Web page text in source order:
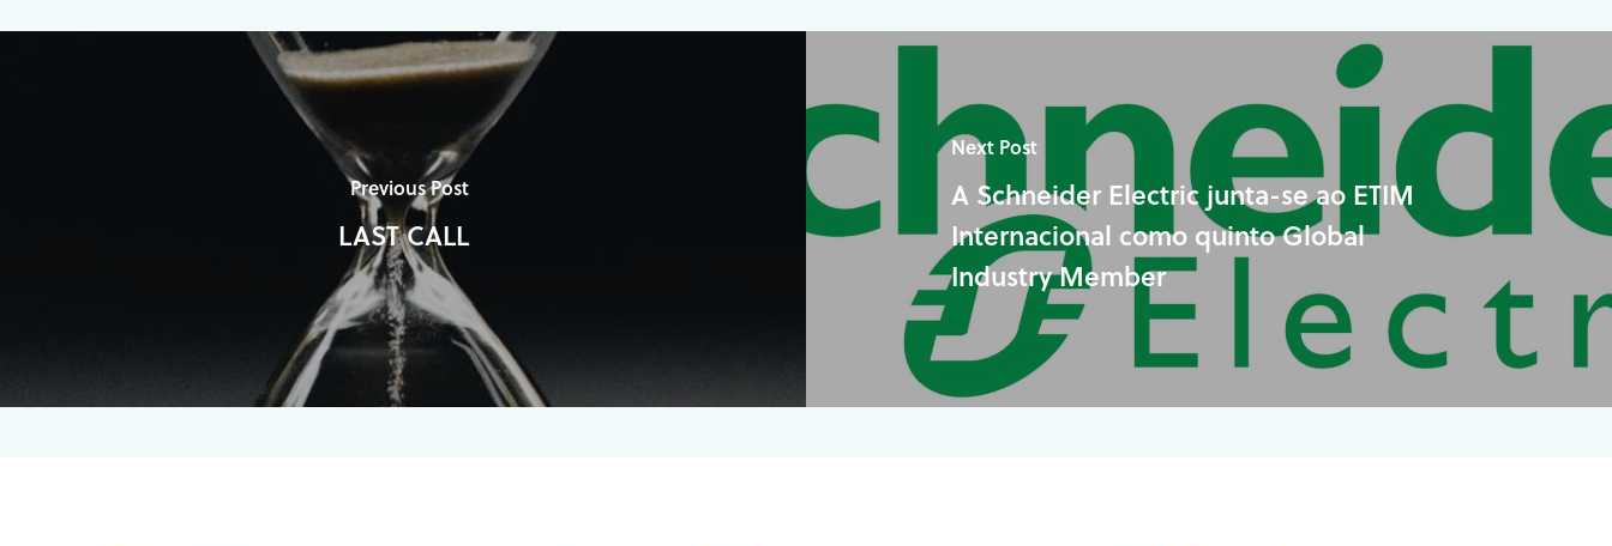
Previous Post
LAST CALL
Next Post
A Schneider Electric junta-se ao ETIM
Internacional como quinto Global
Industry Member